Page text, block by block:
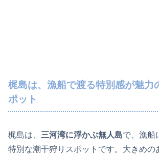
梶島は、漁船で渡る特別感が魅力
ポット
梶島は、 三河湾に浮かぶ無人島で、漁船
特別な潮干狩りスポットです。大きめの